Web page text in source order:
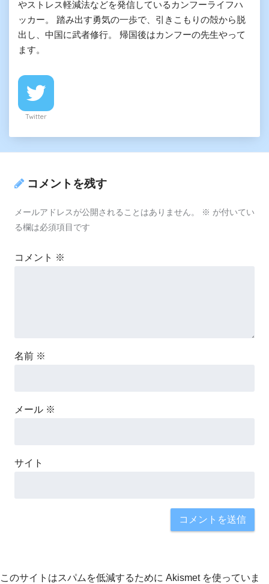
やストレス軽減法などを発信しているカンフーライフハ
ッカー。 踏み出す勇気の一歩で、引きこもりの殻から脱
出し、中国に武者修行。 帰国後はカンフーの先生やって
ます。
Twitter
コメントを残す
メールアドレスが公開されることはありません。 ※ が付いてい
る欄は必須項目です
コメント ※
名前 ※
メール ※
サイト
このサイトはスパムを低減するために Akismet を使っていま